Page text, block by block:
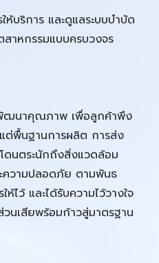
ห้บริการ และดูแลระบบบำบัด
สาหกรรมแบบครบวงจร
ฒนาคุณภาพ เพื่อลูกค้าพึง
ต่พื้นฐานการผลิต การส่ง
นตระนักถึงสิ่งแวดล้อม
ความปลอดภัย ตามพันธ
ว้ และได้รับความไว้วางใจ
นเสียพร้อมก้าวสู่มาตรฐาน